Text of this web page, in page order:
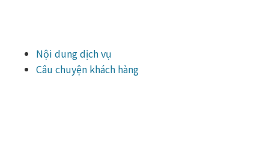
Nội dung dịch vụ
Câu chuyện khách hàng